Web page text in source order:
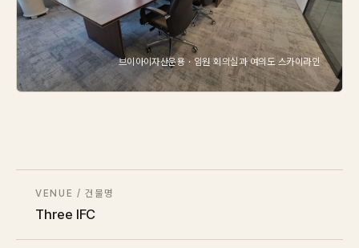
Case Study
Journal
Resources
About
브이아이자산운용 · 임원 회의실과 여의도 스카이라인
VENUE / 건물명
Three IFC